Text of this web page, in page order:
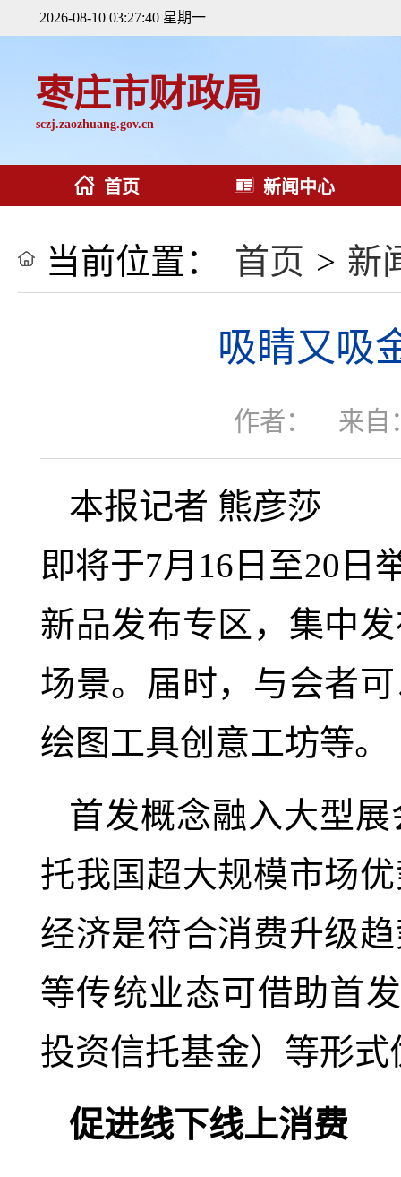
2026-08-10 03:27:41 星期一
枣庄市财政局
sczj.zaozhuang.gov.cn
首页 新闻中心
当前位置： 首页 > 新
吸睛又吸
作者： 来自
本报记者 熊彦莎
即将于7月16日至20日
新品发布专区，集中
场景。届时，与会者
绘图工具创意工坊等。
首发概念融入大型
托我国超大规模市场
经济是符合消费升级
等传统业态可借助首
投资信托基金）等形
促进线下线上消费